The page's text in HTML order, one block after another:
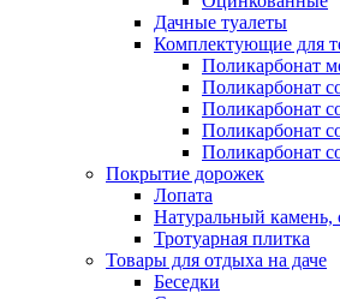
Дачные туалеты
Комплектующие для
Поликарбонат
Поликарбонат
Поликарбонат
Поликарбонат
Поликарбонат
Покрытие дорожек
Лопата
Натуральный камень,
Тротуарная плитка
Товары для отдыха на даче
Беседки